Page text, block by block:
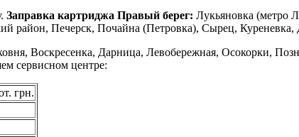
Заправка картриджа Правый берег: Лукьяновка (метро
Печерск, Почайна (Петровка), Сырец, Куреневка,
Воскресенка, Дарница, Левобережная, Осокорки,
сервисном центре:
грн.